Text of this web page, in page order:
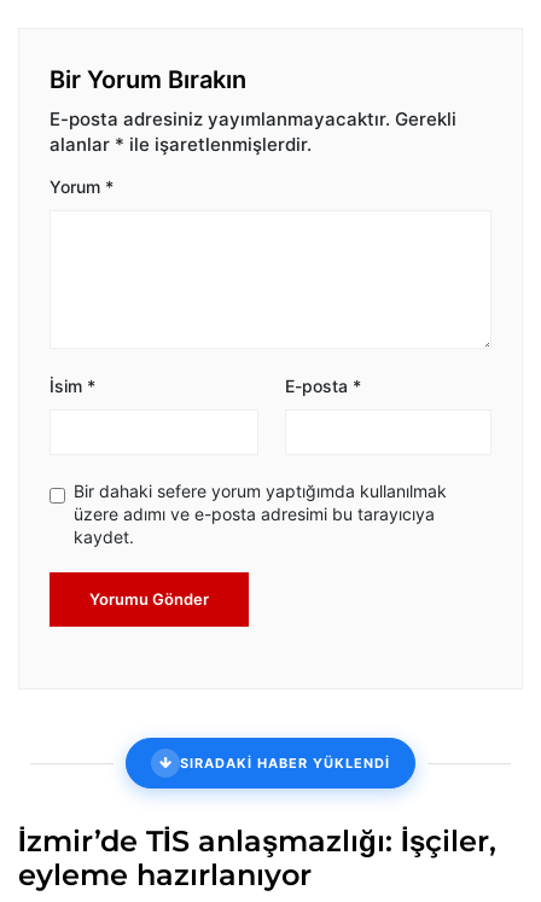
Bir Yorum Bırakın
E-posta adresiniz yayımlanmayacaktır. Gerekli
alanlar * ile işaretlenmişlerdir.
Yorum *
İsim * E-posta *
Bir dahaki sefere yorum yaptığımda kullanılmak
üzere adımı ve e-posta adresimi bu tarayıcıya
kaydet.
Yorumu Gönder
SIRADAKİ HABER YÜKLENDİ
İzmir’de TİS anlaşmazlığı: İşçiler,
eyleme hazırlanıyor